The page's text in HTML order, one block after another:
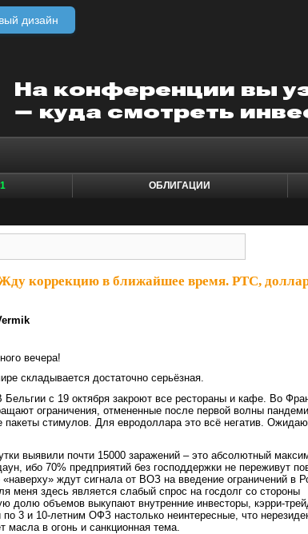
дизайн
ОБЛИГАЦИИ
коррекцию в ближайшее время. РТС,
вечера!
складывается достаточно серьёзная.
с 19 октября закроют все рестораны и кафе. Во
ограничения, отмененные после первой волны
пакеты стимулов. Для евродоллара это всё негатив.
выявили почти 15000 заражений – это абсолютный
ибо 70% предприятий без господдержки не переживут
ждут сигнала от ВОЗ на введение ограничений в
меня здесь является слабый спрос на госдолг со стороны
долю объемов выкупают внутренние инвесторы, кэрри-
по 3 и 10-летним ОФЗ настолько неинтересные, что
масла в огонь и санкционная тема.